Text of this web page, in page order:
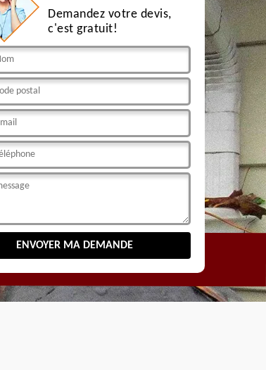
Demandez votre devis,
c'est gratuit!